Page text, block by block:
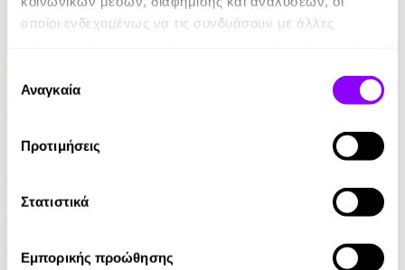
οποίοι ενδεχομένως να τις συνδυάσουν με άλλες
των υπηρεσιών τους.
συγκατάθεσης
Αναγκαία
Προτιμήσεις
Στατιστικά
Εμπορικής προώθησης
Audiobook • 1 Credit
Μάρω Θεοδωράκη